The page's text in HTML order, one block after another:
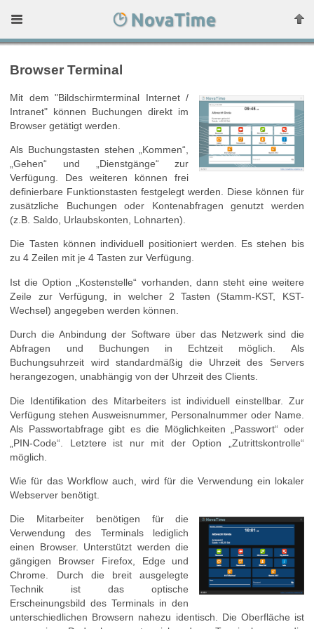
Browser Terminal
Mit dem "Bildschirmterminal Internet /
Intranet" können Buchungen direkt im
Browser getätigt werden.
Als Buchungstasten stehen „Kommen“,
„Gehen“ und „Dienstgänge“ zur
Verfügung. Des weiteren können frei
definierbare Funktionstasten festgelegt werden. Diese können für
zusätzliche Buchungen oder Kontenabfragen genutzt werden
(z.B. Saldo, Urlaubskonten, Lohnarten).
Die Tasten können individuell positioniert werden. Es stehen bis
zu 4 Zeilen mit je 4 Tasten zur Verfügung.
Ist die Option „Kostenstelle“ vorhanden, dann steht eine weitere
Zeile zur Verfügung, in welcher 2 Tasten (Stamm-KST, KST-
Wechsel) angegeben werden können.
Durch die Anbindung der Software über das Netzwerk sind die
Abfragen und Buchungen in Echtzeit möglich. Als
Buchungsuhrzeit wird standardmäßig die Uhrzeit des Servers
herangezogen, unabhängig von der Uhrzeit des Clients.
Die Identifikation des Mitarbeiters ist individuell einstellbar. Zur
Verfügung stehen Ausweisnummer, Personalnummer oder Name.
Als Passwortabfrage gibt es die Möglichkeiten „Passwort“ oder
„PIN-Code“. Letztere ist nur mit der Option „Zutrittskontrolle“
möglich.
Wie für das Workflow auch, wird für die Verwendung ein lokaler
Webserver benötigt.
Die Mitarbeiter benötigen für die
Verwendung des Terminals lediglich
einen Browser. Unterstützt werden die
gängigen Browser Firefox, Edge und
Chrome. Durch die breit ausgelegte
Technik ist das optische
Erscheinungsbild des Terminals in den
unterschiedlichen Browsern nahezu identisch. Die Oberfläche ist